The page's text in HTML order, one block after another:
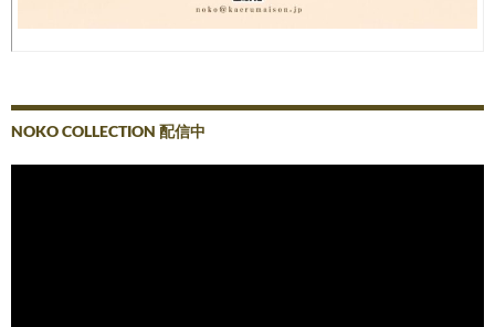
NOKO COLLECTION 配信中